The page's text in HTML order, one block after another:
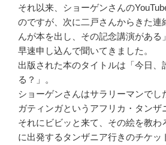
それ以来、ショーゲンさんの
のですが、次に二戸さんからきた連
んが本を出し、その記念講演がある
早速申し込んで聞いてきました。
出版された本のタイトルは「今日、
る？」。
ショーゲンさんはサラリーマンでし
ガティンガというアフリカ・タンザ
それにビビッと来て、その絵を教わ
に出発するタンザニア行きのチケッ